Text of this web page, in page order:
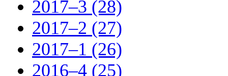
2017–3 (28)
2017–2 (27)
2017–1 (26)
2016–4 (25)